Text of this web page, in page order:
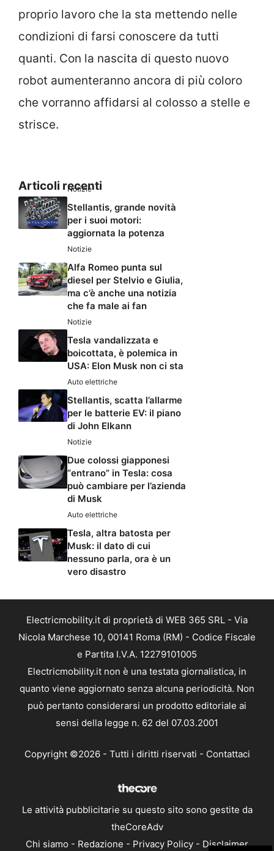
proprio lavoro che la sta mettendo nelle
condizioni di farsi conoscere da tutti
quanti. Con la nascita di questo nuovo
robot aumenteranno ancora di più coloro
che vorranno affidarsi al colosso a stelle e
strisce.
Articoli recenti
Notizie
Stellantis, grande novità
per i suoi motori:
aggiornata la potenza
Notizie
Alfa Romeo punta sul
diesel per Stelvio e Giulia,
ma c’è anche una notizia
che fa male ai fan
Notizie
Tesla vandalizzata e
boicottata, è polemica in
USA: Elon Musk non ci sta
Auto elettriche
Stellantis, scatta l’allarme
per le batterie EV: il piano
di John Elkann
Notizie
Due colossi giapponesi
“entrano” in Tesla: cosa
può cambiare per l’azienda
di Musk
Auto elettriche
Tesla, altra batosta per
Musk: il dato di cui
nessuno parla, ora è un
vero disastro
Electricmobility.it di proprietà di WEB 365 SRL - Via
Nicola Marchese 10, 00141 Roma (RM) - Codice Fiscale
e Partita I.V.A. 12279101005
Electricmobility.it non è una testata giornalistica, in
quanto viene aggiornato senza alcuna periodicità. Non
può pertanto considerarsi un prodotto editoriale ai
sensi della legge n. 62 del 07.03.2001
Copyright ©2026 - Tutti i diritti riservati - Contattaci
Le attività pubblicitarie su questo sito sono gestite da
theCoreAdv
Chi siamo - Redazione - Privacy Policy - Disclaimer